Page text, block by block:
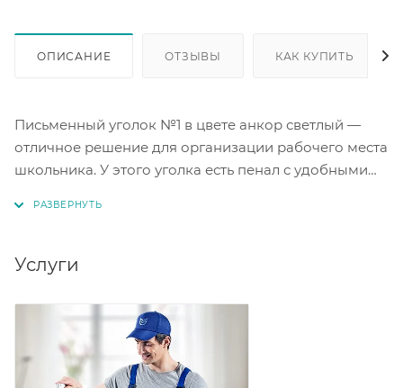
ОПИСАНИЕ ОТЗЫВЫ КАК КУПИТЬ
Письменный уголок №1 в цвете анкор светлый —
отличное решение для организации рабочего места
школьника. У этого уголка есть пенал с удобными
обеспечивает долговечность и простоту в уходе.
комфортное и функциональное пространство для
Услуги